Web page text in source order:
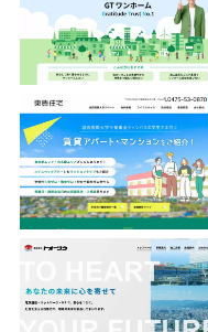
有限会社東豊住宅
株式会社トオーツウ
ちばみどり農業協同組合